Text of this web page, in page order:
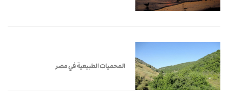
المحميات الطبيعية في مصر